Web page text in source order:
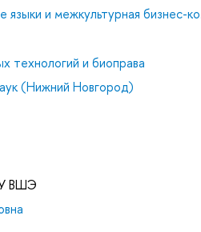
языки и межкультурная бизнес-
технологий и биоправа
(Нижний Новгород)
ВШЭ